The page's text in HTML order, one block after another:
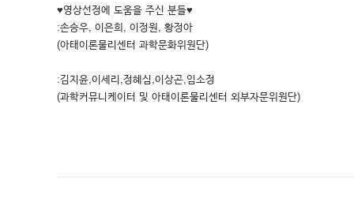
♥영상선정에 도움을 주신 분들♥
:손승우, 이은희, 이정원, 황정아
(아태이론물리센터 과학문화위원단)
:김지윤,이세리,정혜심,이상곤,임소정
(과학커뮤니케이터 및 아태이론물리센터 외부자문위원단)